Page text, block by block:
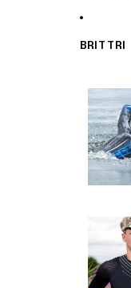
BRIT TRI